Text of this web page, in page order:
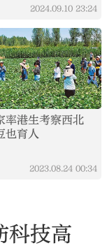
2024.09.10 23:24
率港生考察西北
也育人
2023.08.24 00:34
科技高